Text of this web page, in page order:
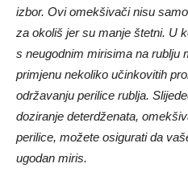
izbor. Ovi omekšivači nisu
za okoliš jer su manje štetni. U
s neugodnim mirisima na rublju
primjenu nekoliko učinkovitih
održavanju perilice rublja.
doziranje deterdženata,
perilice, možete osigurati da
ugodan miris.